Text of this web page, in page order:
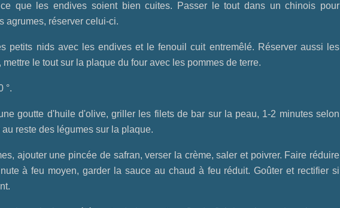
que les endives soient bien cuites. Passer le tout dans un chinois pour
agrumes, réserver celui-ci.
petits nids avec les endives et le fenouil cuit entremêlé. Réserver aussi les
le tout sur la plaque du four avec les pommes de terre.
°.
goutte d'huile d'olive, griller les filets de bar sur la peau, 1-2 minutes selon
reste des légumes sur la plaque.
ajouter une pincée de safran, verser la crème, saler et poivrer. Faire réduire
à feu moyen, garder la sauce au chaud à feu réduit. Goûter et rectifier si